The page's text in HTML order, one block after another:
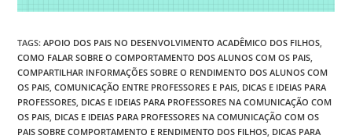
TAGS:APOIO DOS PAIS NO DESENVOLVIMENTO ACADÊMICO DOS FILHOS,
COMO FALAR SOBRE O COMPORTAMENTO DOS ALUNOS COM OS PAIS,
COMPARTILHAR INFORMAÇÕES SOBRE O RENDIMENTO DOS ALUNOS COM
OS PAIS, COMUNICAÇÃO ENTRE PROFESSORES E PAIS, DICAS E IDEIAS PARA
PROFESSORES, DICAS E IDEIAS PARA PROFESSORES NA COMUNICAÇÃO COM
OS PAIS, DICAS E IDEIAS PARA PROFESSORES NA COMUNICAÇÃO COM OS
PAIS SOBRE COMPORTAMENTO E RENDIMENTO DOS FILHOS, DICAS PARA